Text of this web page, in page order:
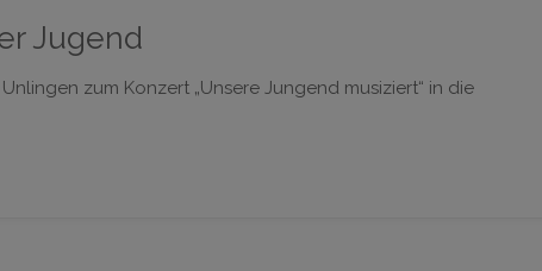
Jugend
zum Konzert „Unsere Jungend musiziert“ in die